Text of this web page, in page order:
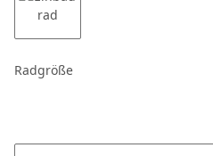
Radgröße